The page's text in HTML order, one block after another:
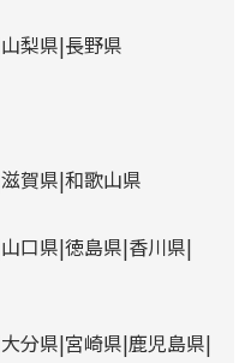
山梨県 長野県
滋賀県 和歌山県
山口県 徳島県 香川県
大分県 宮崎県 鹿児島県